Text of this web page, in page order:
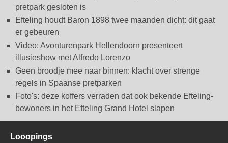
pretpark gesloten is
Efteling houdt Baron 1898 twee maanden dicht: dit gaat
er gebeuren
Video: Avonturenpark Hellendoorn presenteert
illusieshow met Alfredo Lorenzo
Geen broodje mee naar binnen: klacht over strenge
regels in Spaanse pretparken
Foto's: deze koffers verraden dat ook bekende Efteling-
bewoners in het Efteling Grand Hotel slapen
Looopings